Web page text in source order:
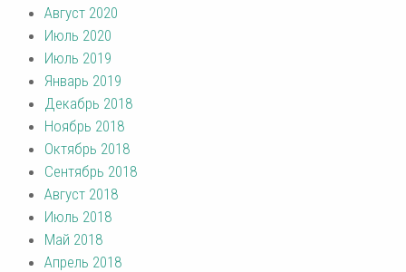
Август 2020
Июль 2020
Июль 2019
Январь 2019
Декабрь 2018
Ноябрь 2018
Октябрь 2018
Сентябрь 2018
Август 2018
Июль 2018
Май 2018
Апрель 2018